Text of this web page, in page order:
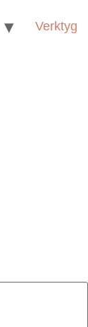
Verktyg